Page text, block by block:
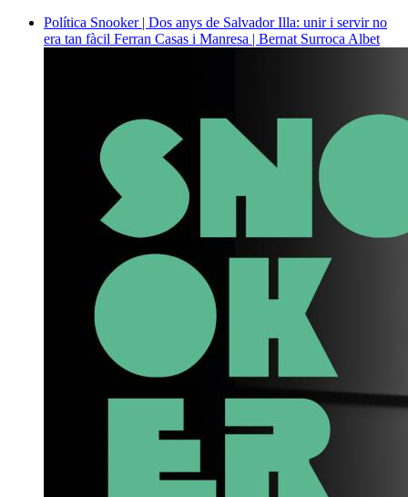
Política Snooker | Dos anys de Salvador Illa: unir i servir no
era tan fàcil Ferran Casas i Manresa | Bernat Surroca Albet